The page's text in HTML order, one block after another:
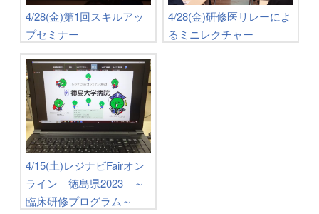
4/28(金)第1回スキルアッ
プセミナー
4/28(金)研修医リレーによ
るミニレクチャー
4/15(土)レジナビFairオン
ライン 徳島県2023 ～
臨床研修プログラム～